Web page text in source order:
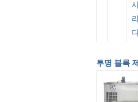
투명 블록